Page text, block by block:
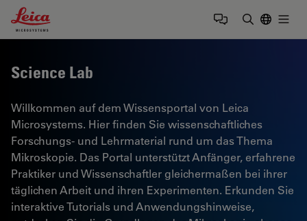
Leica Microsystems Logo
Science Lab
Willkommen auf dem Wissensportal von Leica
Microsystems. Hier finden Sie wissenschaftliches
Forschungs- und Lehrmaterial rund um das Thema
Mikroskopie. Das Portal unterstützt Anfänger, erfahrene
Praktiker und Wissenschaftler gleichermaßen bei ihrer
täglichen Arbeit und ihren Experimenten. Erkunden Sie
interaktive Tutorials und Anwendungshinweise,